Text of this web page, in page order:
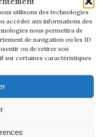
utilisons des technologies
accéder aux informations des
nous permettra de
de navigation ou les ID
ou de retirer son
sur certaines caractéristiques